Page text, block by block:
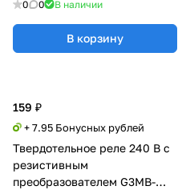
0 0 В наличии
В корзину
159 ₽
+ 7.95 Бонусных рублей
Твердотельное реле 240 В с
резистивным
преобразователем G3MB-